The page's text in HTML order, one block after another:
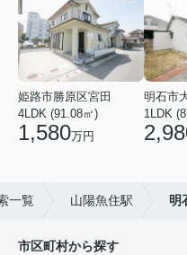
姫路市勝原区宮田
4LDK (91.08㎡)
1,580万円
明石市
1LDK
一覧 山陽魚住駅 明
市区町村から探す